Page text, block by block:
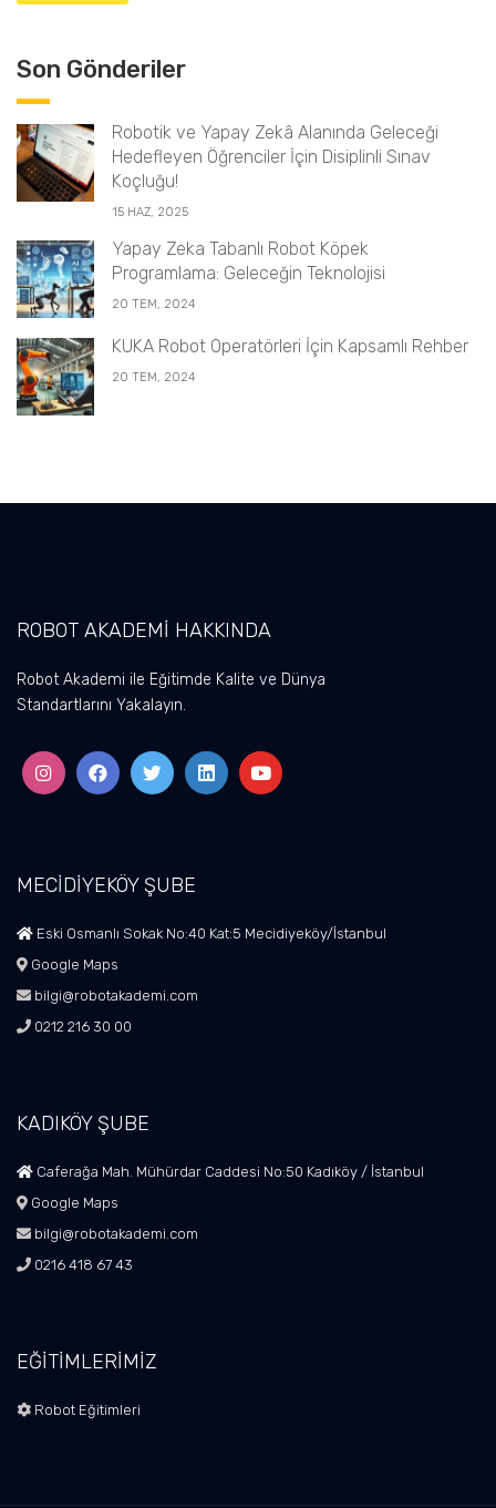
Son Gönderiler
Robotik ve Yapay Zekâ Alanında Geleceği
Hedefleyen Öğrenciler İçin Disiplinli Sınav
Koçluğu!
15 HAZ, 2025
Yapay Zeka Tabanlı Robot Köpek
Programlama: Geleceğin Teknolojisi
20 TEM, 2024
KUKA Robot Operatörleri İçin Kapsamlı Rehber
20 TEM, 2024
ROBOT AKADEMİ HAKKINDA
Robot Akademi ile Eğitimde Kalite ve Dünya
Standartlarını Yakalayın.
MECİDİYEKÖY ŞUBE
Eski Osmanlı Sokak No:40 Kat:5 Mecidiyeköy/İstanbul
Google Maps
bilgi@robotakademi.com
0212 216 30 00
KADIKÖY ŞUBE
Caferağa Mah. Mühürdar Caddesi No:50 Kadıköy / İstanbul
Google Maps
bilgi@robotakademi.com
0216 418 67 43
EĞİTİMLERİMİZ
Robot Eğitimleri